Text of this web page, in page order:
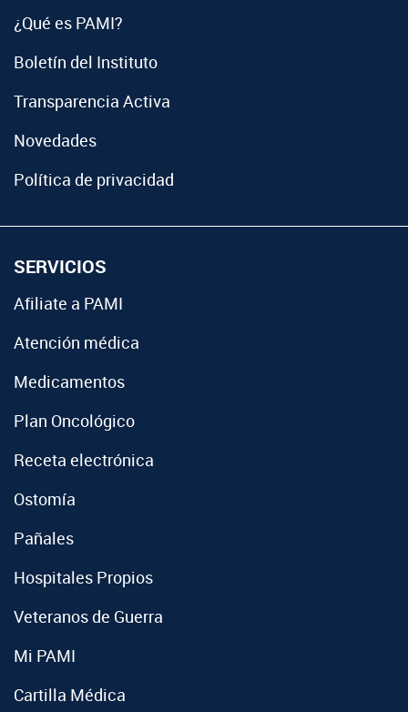
¿Qué es PAMI?
Boletín del Instituto
Transparencia Activa
Novedades
Política de privacidad
SERVICIOS
Afiliate a PAMI
Atención médica
Medicamentos
Plan Oncológico
Receta electrónica
Ostomía
Pañales
Hospitales Propios
Veteranos de Guerra
Mi PAMI
Cartilla Médica